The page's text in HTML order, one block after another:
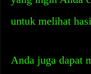
untuk melihat
Anda juga dapat